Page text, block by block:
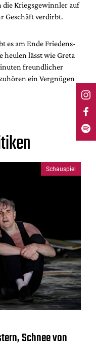
Kriegsgewinnler auf
Geschäft verdirbt.
es am Ende Friedens-
heulen lässt wie Greta
freundlicher
ein Vergnügen
Schauspiel
Schnee von